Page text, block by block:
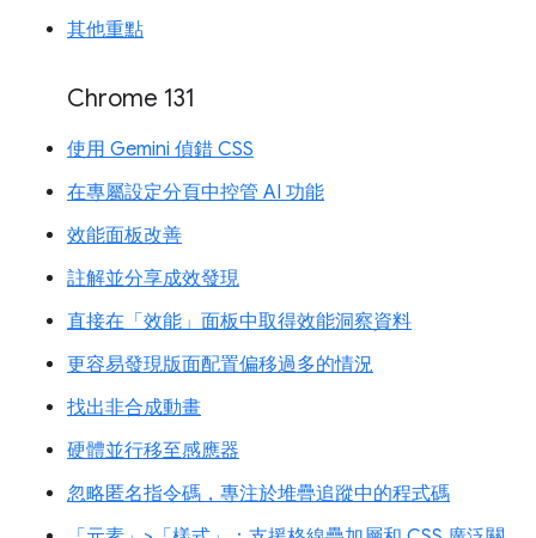
其他重點
Chrome 131
使用 Gemini 偵錯 CSS
在專屬設定分頁中控管 AI 功能
效能面板改善
註解並分享成效發現
直接在「效能」面板中取得效能洞察資料
更容易發現版面配置偏移過多的情況
找出非合成動畫
硬體並行移至感應器
忽略匿名指令碼，專注於堆疊追蹤中的程式碼